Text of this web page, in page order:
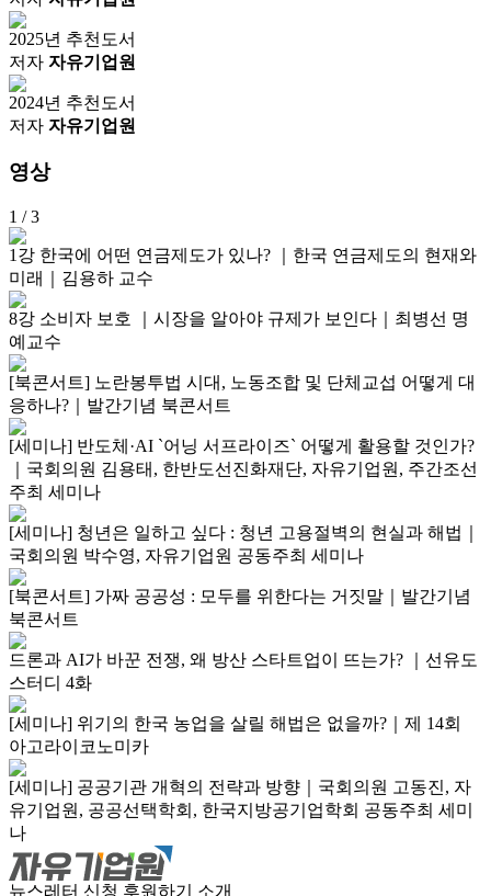
2025년 추천도서
저자 자유기업원
2024년 추천도서
저자 자유기업원
영상
1 / 3
1강 한국에 어떤 연금제도가 있나? ｜한국 연금제도의 현재와
미래｜김용하 교수
8강 소비자 보호 ｜시장을 알아야 규제가 보인다｜최병선 명
예교수
[북콘서트] 노란봉투법 시대, 노동조합 및 단체교섭 어떻게 대
응하나?｜발간기념 북콘서트
[세미나] 반도체·AI `어닝 서프라이즈` 어떻게 활용할 것인가?
｜국회의원 김용태, 한반도선진화재단, 자유기업원, 주간조선
주최 세미나
[세미나] 청년은 일하고 싶다 : 청년 고용절벽의 현실과 해법｜
국회의원 박수영, 자유기업원 공동주최 세미나
[북콘서트] 가짜 공공성 : 모두를 위한다는 거짓말｜발간기념
북콘서트
드론과 AI가 바꾼 전쟁, 왜 방산 스타트업이 뜨는가? ｜선유도
스터디 4화
[세미나] 위기의 한국 농업을 살릴 해법은 없을까?｜제 14회
아고라이코노미카
[세미나] 공공기관 개혁의 전략과 방향｜국회의원 고동진, 자
유기업원, 공공선택학회, 한국지방공기업학회 공동주최 세미
나
뉴스레터 신청 후원하기 소개